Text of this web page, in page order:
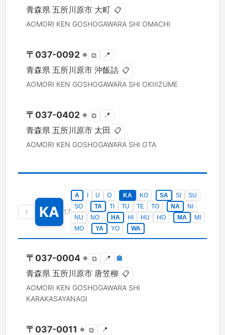
青森県 五所川原市 大町 📋
AOMORI KEN GOSHOGAWARA SHI OMACHI
〒 037-0092 ※ ⧉ 📍
青森県 五所川原市 沖飯詰 📋
AOMORI KEN GOSHOGAWARA SHI OKIIIZUME
〒 037-0402 ※ ⧉ 📍
青森県 五所川原市 太田 📋
AOMORI KEN GOSHOGAWARA SHI OTA
↑ KA 17
A U O KA KO SA SI
SU
SO
TA TI TU TE TO NA
NI
NU
NO HA HI HU HO MA
MI
MO
YA YO WA
〒 037-0004 ※ ⧉ 📍 🏣
青森県 五所川原市 唐笠柳 📋
AOMORI KEN GOSHOGAWARA SHI
KARAKASAYANAGI
〒 037-0011 ※ ⧉ 📍